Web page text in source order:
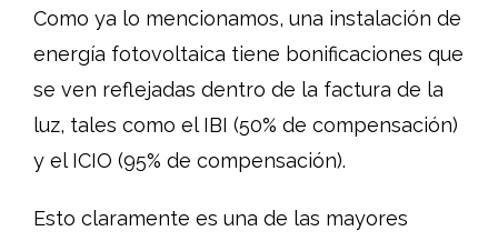
Como ya lo mencionamos, una instalación de
energía fotovoltaica tiene bonificaciones que
se ven reflejadas dentro de la factura de la
luz, tales como el IBI (50% de compensación)
y el ICIO (95% de compensación).
Esto claramente es una de las mayores